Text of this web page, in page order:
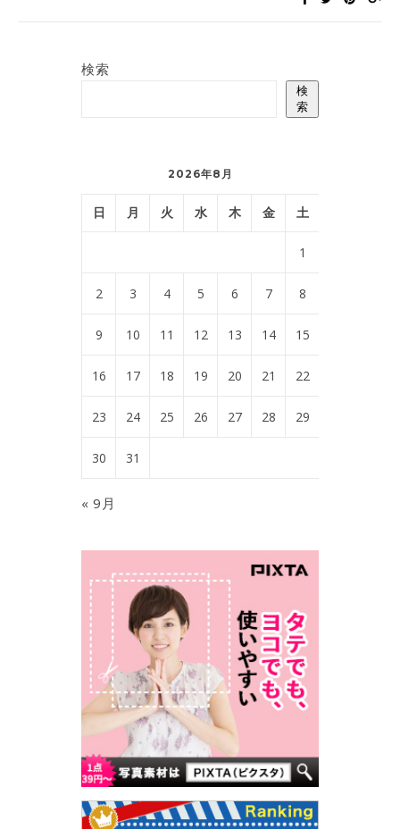
検索
検
索
2026年8月
日 月 火 水 木 金 土
1
2 3 4 5 6 7 8
9 10 11 12 13 14 15
16 17 18 19 20 21 22
23 24 25 26 27 28 29
30 31
« 9月